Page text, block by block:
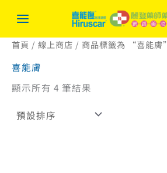
主
首頁 / 線上商店 / 商品標籤為 “喜能膚”
喜能膚
顯示所有 4 筆結果
尋
關
鍵
字